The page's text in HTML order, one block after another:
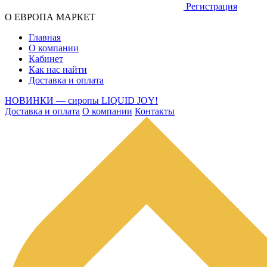
Регистрация
О ЕВРОПА МАРКЕТ
Главная
О компании
Кабинет
Как нас найти
Доставка и оплата
НОВИНКИ — сиропы LIQUID JOY!
Доставка и оплата О компании Контакты